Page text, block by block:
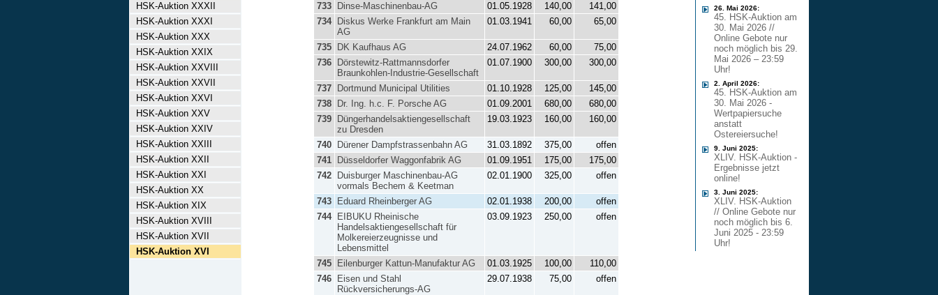
HSK-Auktion XXXII
HSK-Auktion XXXI
HSK-Auktion XXX
HSK-Auktion XXIX
HSK-Auktion XXVIII
HSK-Auktion XXVII
HSK-Auktion XXVI
HSK-Auktion XXV
HSK-Auktion XXIV
HSK-Auktion XXIII
HSK-Auktion XXII
HSK-Auktion XXI
HSK-Auktion XX
HSK-Auktion XIX
HSK-Auktion XVIII
HSK-Auktion XVII
HSK-Auktion XVI
733
Dinse-Maschinenbau-AG 01.05.1928 140,00
141,00
734
Diskus Werke Frankfurt am Main
AG
01.03.1941 60,00 65,00
735 DK Kaufhaus AG 24.07.1962 60,00
75,00
736
Dörstewitz-Rattmannsdorfer
Braunkohlen-Industrie-Gesellschaft
01.07.1900 300,00 300,00
737 Dortmund Municipal Utilities 01.10.1928 125,00
145,00
738
Dr. Ing. h.c. F. Porsche AG 01.09.2001 680,00
680,00
739
Düngerhandelsaktiengesellschaft
zu Dresden
19.03.1923 160,00 160,00
740 Dürener Dampfstrassenbahn AG 31.03.1892 375,00
offen
741
Düsseldorfer Waggonfabrik AG 01.09.1951 175,00
175,00
742
Duisburger Maschinenbau-AG
vormals Bechem & Keetman
02.01.1900 325,00 offen
743 Eduard Rheinberger AG 02.01.1938 200,00
offen
744
EIBUKU Rheinische
Handelsaktiengesellschaft für
Molkereierzeugnisse und
Lebensmittel
03.09.1923 250,00 offen
745 Eilenburger Kattun-Manufaktur AG 01.03.1925 100,00
110,00
746
Eisen und Stahl
Rückversicherungs-AG
29.07.1938 75,00 offen
26. Mai 2026:
45. HSK-Auktion am
30. Mai 2026 //
Online Gebote nur
noch möglich bis 29.
Mai 2026 – 23:59
Uhr!
2. April 2026:
45. HSK-Auktion am
30. Mai 2026 -
Wertpapiersuche
anstatt
Ostereiersuche!
9. Juni 2025:
XLIV. HSK-Auktion -
Ergebnisse jetzt
online!
3. Juni 2025:
XLIV. HSK-Auktion
// Online Gebote nur
noch möglich bis 6.
Juni 2025 - 23:59
Uhr!